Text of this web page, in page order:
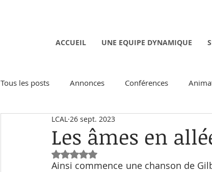
ACCUEIL UNE EQUIPE DYNAMIQUE
Tous les posts Annonces Conférences
Activités ludiques Activités Spirituelles
Les âmes en
LCAL 26 sept. 2023
Noté NaN étoiles sur 5.
Ainsi commence une chanson de